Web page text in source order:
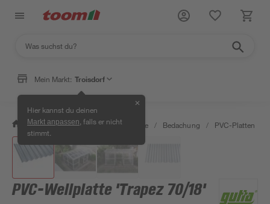
Mein Markt: Troisdorf
Hier kannst du deinen
Markt anpassen , falls er nicht
stimmt.
✕
/ Bauen & Renovieren / Baustoffe / Bedachung / PVC-Platten
PVC-Wellplatte 'Trapez 70/18'